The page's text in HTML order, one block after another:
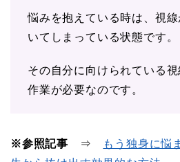
悩みを抱えている時は、視
いてしまっている状態です。
その自分に向けられている
作業が必要なのです。
※参照記事 ⇒
もう独身に悩